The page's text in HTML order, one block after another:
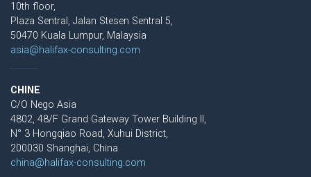
10th floor,
Plaza Sentral, Jalan Stesen Sentral 5,
50470 Kuala Lumpur, Malaysia
asia@halifax-consulting.com
CHINE
C/O Nego Asia
4802, 48/F Grand Gateway Tower Building II,
N° 3 Hongqiao Road, Xuhui District,
200030 Shanghai, China
china@halifax-consulting.com